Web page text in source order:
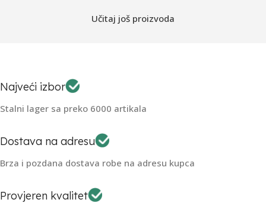
Učitaj još proizvoda
Najveći izbor
Stalni lager sa preko 6000 artikala
Dostava na adresu
Brza i pozdana dostava robe na adresu kupca
Provjeren kvalitet